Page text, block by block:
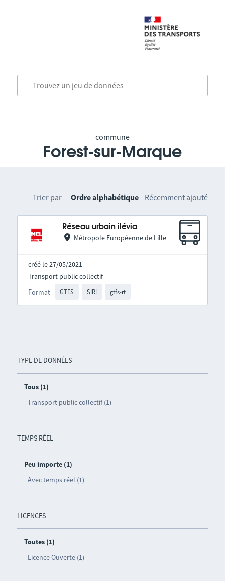
commune
Forest-sur-Marque
TYPE DE DONNÉES
Tous (1)
Transport public collectif (1)
TEMPS RÉEL
Peu importe (1)
Avec temps réel (1)
LICENCES
Toutes (1)
Licence Ouverte (1)
Trier par Ordre alphabétique Récemment ajouté
Réseau urbain ilévia
Métropole Européenne de Lille
créé le 27/05/2021
Format GTFS SIRI gtfs-rt
Transport public collectif